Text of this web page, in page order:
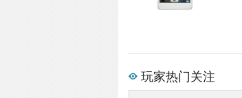
玩家热门关注